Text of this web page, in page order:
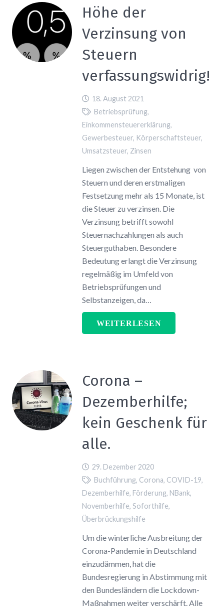
Höhe der
Verzinsung von
Steuern
verfassungswidrig!
18. August 2021
Betriebsprüfung,
Einkommensteuererklärung,
Gewerbesteuer, Körperschaftsteuer,
Umsatzsteuer, Zinsen
Liegen zwischen der Entstehung von
Steuern und deren erstmaligen
Festsetzung mehr als 15 Monate, ist
die Steuer zu verzinsen. Die
Verzinsung betrifft sowohl
Steuernachzahlungen als auch
Steuerguthaben. Besondere
Bedeutung erlangt die Verzinsung
regelmäßig im Umfeld von
Betriebsprüfungen und
Selbstanzeigen, da…
WEITERLESEN
Corona –
Dezemberhilfe;
kein Geschenk für
alle.
29. Dezember 2020
Buchführung, Corona, COVID-19,
Dezemberhilfe, Förderung, NBank,
Novemberhilfe, Soforthilfe,
Überbrückungshilfe
Um die winterliche Ausbreitung der
Corona-Pandemie in Deutschland
einzudämmen, hat die
Bundesregierung in Abstimmung mit
den Bundesländern die Lockdown-
Maßnahmen weiter verschärft. Alle